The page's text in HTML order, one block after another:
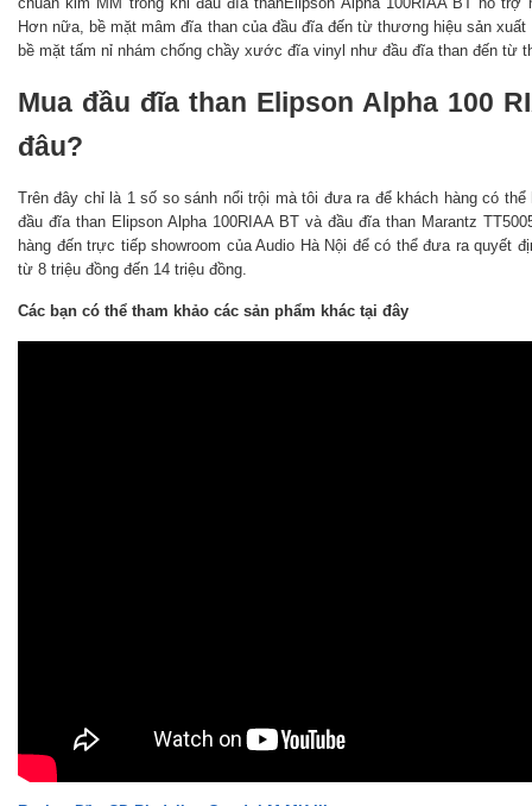
Hơn nữa, bề mặt mâm đĩa than của đầu đĩa đến từ thương hiệu sản
bề mặt tấm nỉ nhám chống chầy xước đĩa vinyl như đầu đĩa than đến từ
Mua đầu đĩa than Elipson Alpha 100
đâu?
Trên đây chỉ là 1 số so sánh nổi trội mà tôi đưa ra để khách hàng có
đầu đĩa than Elipson Alpha 100RIAA BT và đầu đĩa than Marantz
hàng đến trực tiếp showroom của Audio Hà Nội để có thể đưa ra quyết
từ 8 triệu đồng đến 14 triệu đồng.
Các bạn có thể tham khảo các sản phẩm khác tại đây